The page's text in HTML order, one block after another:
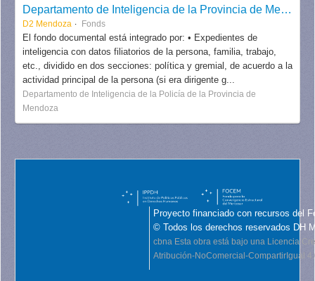
Departamento de Inteligencia de la Provincia de Mendoza
D2 Mendoza Fonds
El fondo documental está integrado por: • Expedientes de
inteligencia con datos filiatorios de la persona, familia, trabajo,
etc., dividido en dos secciones: política y gremial, de acuerdo a la
actividad principal de la persona (si era dirigente g...
Departamento de Inteligencia de la Policía de la Provincia de
Mendoza
Proyecto financiado con recursos del
© Todos los derechos reservados DH
cbna Esta obra está bajo una Licencia
Atribución-NoComercial-CompartirIgual